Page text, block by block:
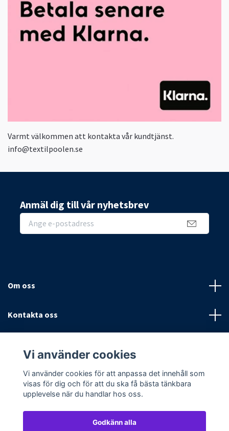
Varmt välkommen att kontakta vår kundtjänst.
info@textilpoolen.se
Anmäl dig till vår nyhetsbrev
Om oss
Kontakta oss
Sociala medier
Vi använder cookies
Vi använder cookies för att anpassa det innehåll som
visas för dig och för att du ska få bästa tänkbara
upplevelse när du handlar hos oss.
Godkänn alla